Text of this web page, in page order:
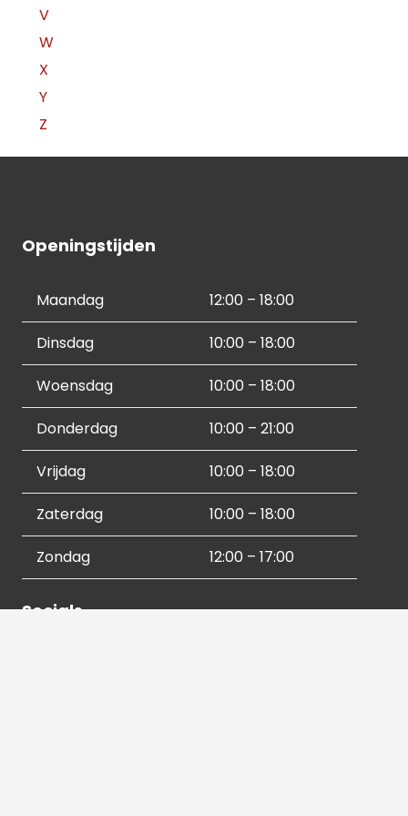
V
W
X
Y
Z
Openingstijden
Maandag 12:00 – 18:00
Dinsdag 10:00 – 18:00
Woensdag 10:00 – 18:00
Donderdag 10:00 – 21:00
Vrijdag 10:00 – 18:00
Zaterdag 10:00 – 18:00
Zondag 12:00 – 17:00
Socials